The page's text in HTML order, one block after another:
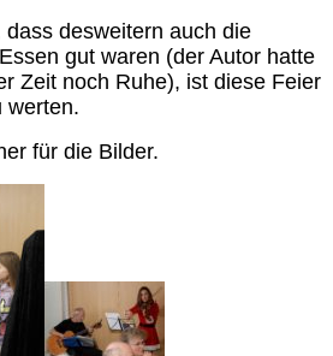
desweitern auch die
gut waren (der Autor hatte
Zeit noch Ruhe), ist diese Feier
werten.
für die Bilder.